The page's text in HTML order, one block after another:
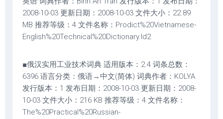
2008-10-03 更新日期：2008-10-03 文件大小：22.89
MB 推荐等级：4 文件名称：Prodict%20Vietnamese-
English%20Technical%20Dictionary.ld2
■俄汉实用工业技术词典 适用版本：2.4 词条总数：
6396 语言分类：俄语→中文(简体) 词典作者：KOLYA
发行版本：1 发布日期：2008-10-03 更新日期：2008-
10-03 文件大小：216 KB 推荐等级：4 文件名称：
The%20Practical%20Russian-